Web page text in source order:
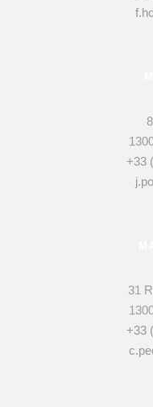
+33
31
+33